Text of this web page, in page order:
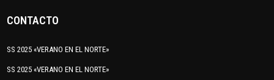
CONTACTO
SS 2025 «VERANO EN EL NORTE»
SS 2025 «VERANO EN EL NORTE»